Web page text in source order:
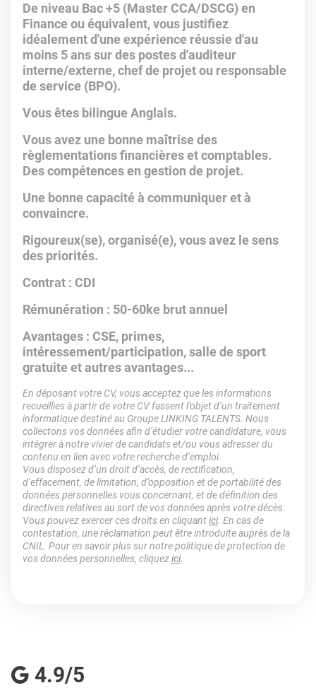
De niveau Bac +5 (Master CCA/DSCG) en
Finance ou équivalent, vous justifiez
idéalement d'une expérience réussie d'au
moins 5 ans sur des postes d'auditeur
interne/externe, chef de projet ou responsable
de service (BPO).
Vous êtes bilingue Anglais.
Vous avez une bonne maîtrise des
règlementations financières et comptables.
Des compétences en gestion de projet.
Une bonne capacité à communiquer et à
convaincre.
Rigoureux(se), organisé(e), vous avez le sens
des priorités.
Contrat : CDI
Rémunération : 50-60ke brut annuel
Avantages : CSE, primes,
intéressement/participation, salle de sport
gratuite et autres avantages...
En déposant votre CV, vous acceptez que les informations
recueillies à partir de votre CV fassent l’objet d’un traitement
informatique destiné au Groupe LINKING TALENTS. Nous
collectons vos données afin d’étudier votre candidature, vous
intégrer à notre vivier de candidats et/ou vous adresser du
contenu en lien avec votre recherche d’emploi.
Vous disposez d’un droit d’accès, de rectification,
d’effacement, de limitation, d’opposition et de portabilité des
données personnelles vous concernant, et de définition des
directives relatives au sort de vos données après votre décès.
Vous pouvez exercer ces droits en cliquantici. En cas de
contestation, une réclamation peut être introduite auprès de la
CNIL. Pour en savoir plus sur notre politique de protection de
vos données personnelles, cliquezici.
4.9/5